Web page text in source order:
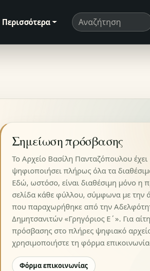
Περισσότερα Όρος αναζήτησης
Σημείωση πρόσβασης
Το Αρχείο Βασίλη Πανταζόπουλου έχει
ψηφιοποιήσει πλήρως όλα τα
Εδώ, ωστόσο, είναι διαθέσιμη μόνο η
σελίδα κάθε φύλλου, σύμφωνα με την
που παραχωρήθηκε από την
Δημητσανιτών «Γρηγόριος Ε΄». Για
πρόσβασης στο πλήρες ψηφιακό
χρησιμοποιήστε τη φόρμα
Φόρμα επικοινωνίας